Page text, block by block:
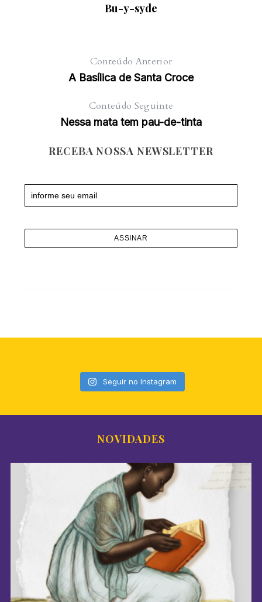
Bu-y-syde
Conteúdo Anterior
A Basílica de Santa Croce
Conteúdo Seguinte
Nessa mata tem pau-de-tinta
RECEBA NOSSA NEWSLETTER
Seguir no Instagram
NOVIDADES